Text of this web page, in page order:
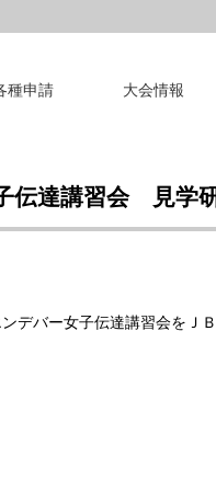
種申請 大会情報
伝達講習会 見学
デバー女子伝達講習会をＪ